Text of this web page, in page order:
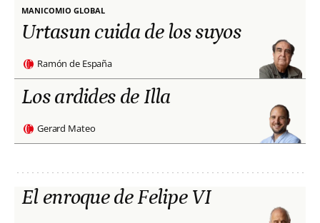
MANICOMIO GLOBAL
Urtasun cuida de los suyos
Ramón de España
Los ardides de Illa
Gerard Mateo
El enroque de Felipe VI